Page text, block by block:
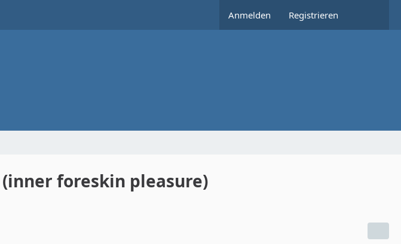
Anmelden Registrieren
foreskin pleasure)